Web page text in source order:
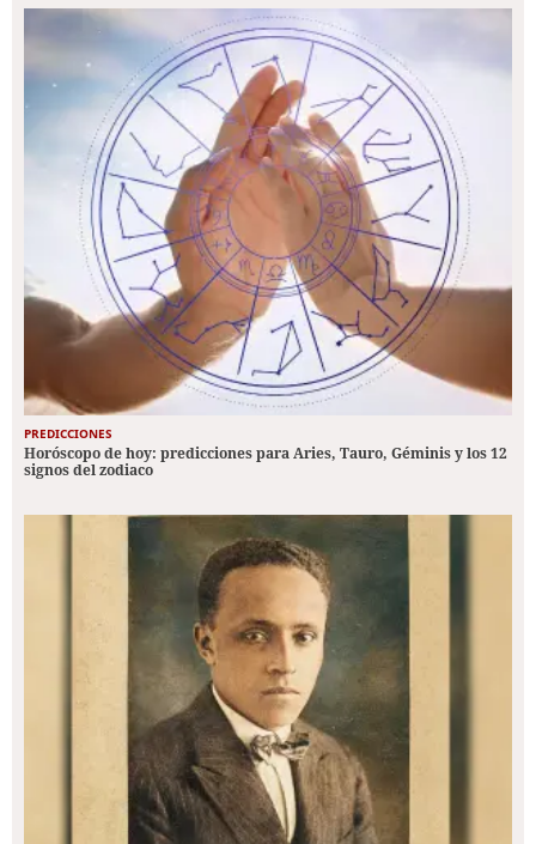
PREDICCIONES
Horóscopo de hoy: predicciones para Aries, Tauro, Géminis y los 12
signos del zodiaco